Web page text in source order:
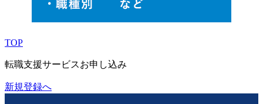
TOP
転職支援サービスお申し込み
新規登録へ